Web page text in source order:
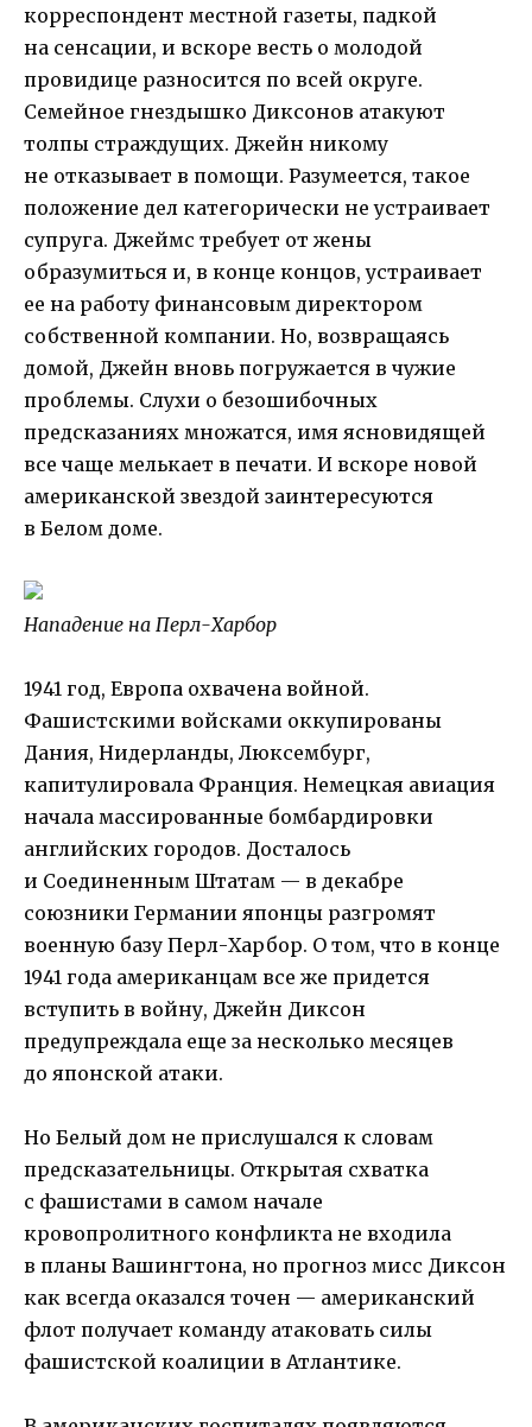
корреспондент местной газеты, падкой
на сенсации, и вскоре весть о молодой
провидице разносится по всей округе.
Семейное гнездышко Диксонов атакуют
толпы страждущих. Джейн никому
не отказывает в помощи. Разумеется, такое
положение дел категорически не устраивает
супруга. Джеймс требует от жены
образумиться и, в конце концов, устраивает
ее на работу финансовым директором
собственной компании. Но, возвращаясь
домой, Джейн вновь погружается в чужие
проблемы. Слухи о безошибочных
предсказаниях множатся, имя ясновидящей
все чаще мелькает в печати. И вскоре новой
американской звездой заинтересуются
в Белом доме.
Нападение на Перл-Харбор
1941 год, Европа охвачена войной.
Фашистскими войсками оккупированы
Дания, Нидерланды, Люксембург,
капитулировала Франция. Немецкая авиация
начала массированные бомбардировки
английских городов. Досталось
и Соединенным Штатам — в декабре
союзники Германии японцы разгромят
военную базу Перл-Харбор. О том, что в конце
1941 года американцам все же придется
вступить в войну, Джейн Диксон
предупреждала еще за несколько месяцев
до японской атаки.
Но Белый дом не прислушался к словам
предсказательницы. Открытая схватка
с фашистами в самом начале
кровопролитного конфликта не входила
в планы Вашингтона, но прогноз мисс Диксон
как всегда оказался точен — американский
флот получает команду атаковать силы
фашистской коалиции в Атлантике.